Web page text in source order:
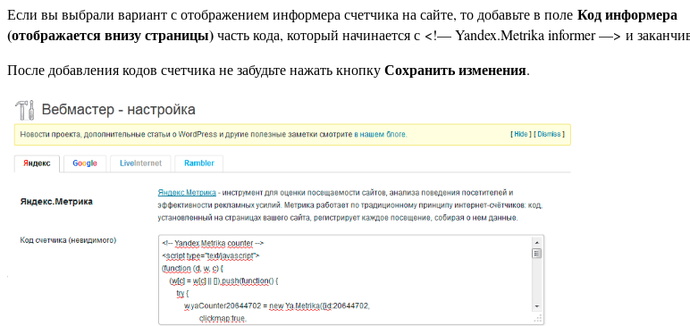
Если вы выбрали вариант с отображением информера счетчика на сайте, то добавьте в поле Код информера
(отображается внизу страницы)часть кода, который начинается с <!— Yandex.Metrika informer —> и
После добавления кодов счетчика не забудьте нажать кнопкуСохранить изменения.